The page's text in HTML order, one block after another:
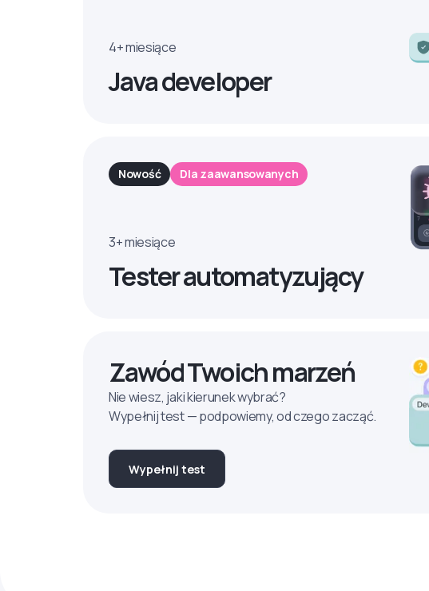
4+ miesiące
Java developer
Nowość Dla zaawansowanych
3+ miesiące
Tester automatyzujący
Zawód Twoich marzeń
Nie wiesz, jaki kierunek wybrać?
Wypełnij test — podpowiemy, od czego zacząć.
Wypełnij test